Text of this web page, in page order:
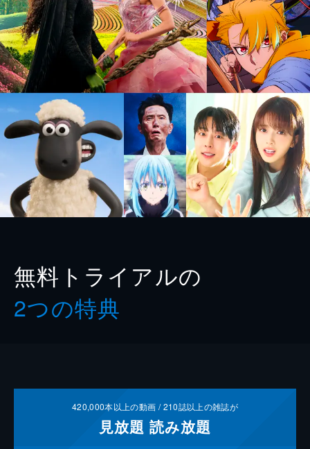
無料トライアルの
2つの特典
420,000本以上の動画 /210誌以上の雑誌が
見放題 読み放題